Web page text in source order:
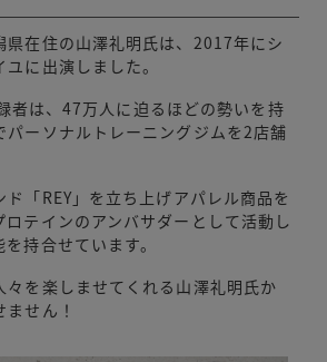
県在住の山澤礼明氏は、2017年にシ
に出演しました。
者は、47万人に迫るほどの勢いを持
パーソナルトレーニングジムを2店舗
「REY」を立ち上げアパレル商品を
テインのアンバサダーとして活動し
持合せています。
々を楽しませてくれる山澤礼明氏か
せん！